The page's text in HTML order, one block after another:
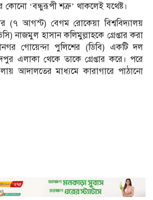
কোনো ‘বন্ধুরূপী শত্রু’ থাকলেই যথেষ্ট।
(৭ আগস্ট) বেগম রোকেয়া বিশ্ববিদ্যালয়
নাজমুল হাসান কলিমুল্লাহকে গ্রেপ্তার করা
গোয়েন্দা পুলিশের (ডিবি) একটি দল
এলাকা থেকে তাকে গ্রেপ্তার করে। পরে
আদালতের মাধ্যমে কারাগারে পাঠানো